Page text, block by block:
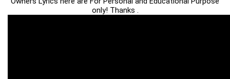
only! Thanks .